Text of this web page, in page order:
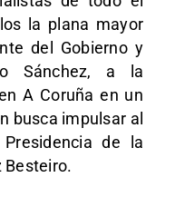
la plana mayor
del Gobierno y
Sánchez, a la
A Coruña en un
busca impulsar al
de la
Besteiro.